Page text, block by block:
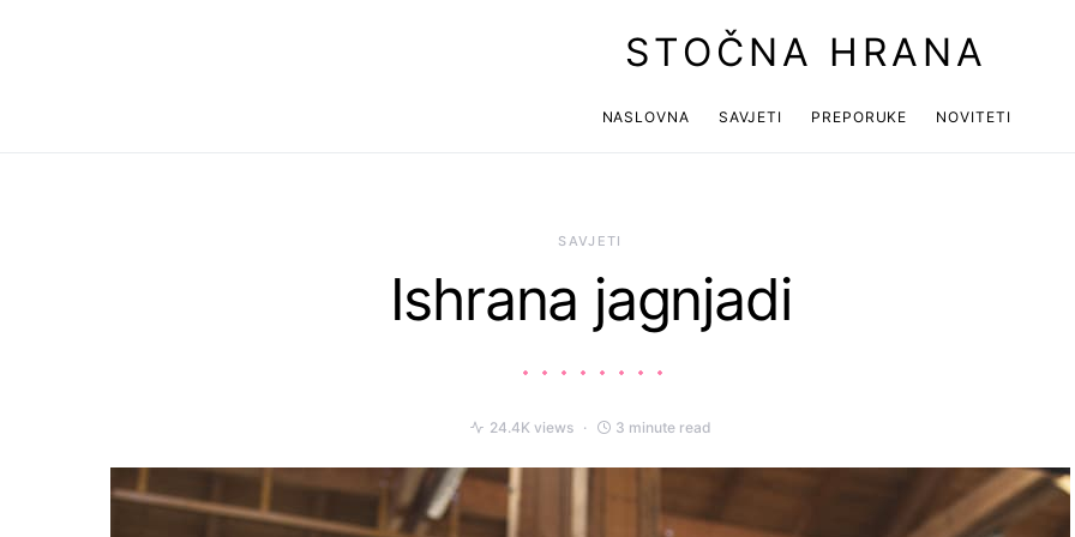
STOČNA HRANA
NASLOVNA SAVJETI PREPORUKE NOVITETI
SAVJETI
Ishrana jagnjadi
24.4K views 3 minute read